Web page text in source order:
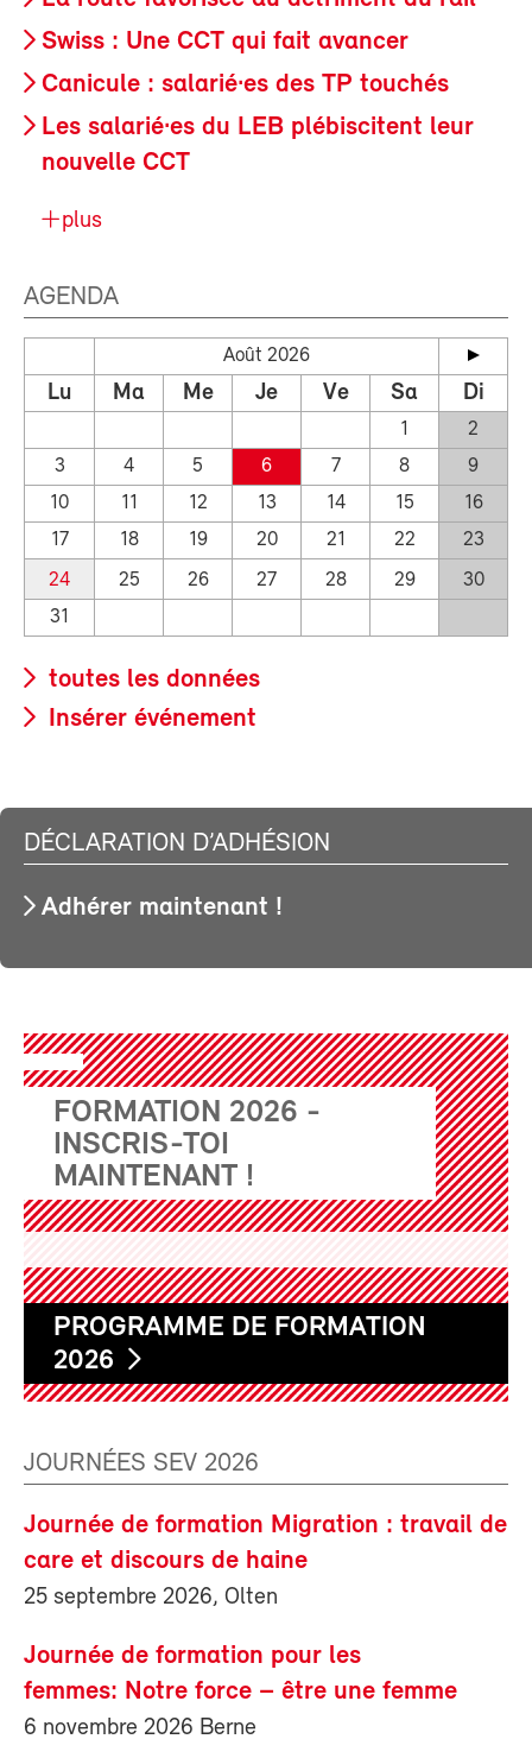
Swiss : Une CCT qui fait avancer
Canicule : salarié·es des TP touchés
Les salarié·es du LEB plébiscitent leur
nouvelle CCT
plus
AGENDA
Août 2026
Lu Ma Me Je Ve Sa Di
1
2
3
4 5 6 7 8
9
10
11 12 13 14 15
16
17
18 19 20 21 22
23
24
25 26 27 28 29
30
31
toutes les données
Insérer événement
DÉCLARATION D’ADHÉSION
Adhérer maintenant !
FORMATION 2026 -
INSCRIS-TOI
MAINTENANT !
PROGRAMME DE FORMATION
2026
JOURNÉES SEV 2026
Journée de formation Migration : travail de
care et discours de haine
25 septembre 2026, Olten
Journée de formation pour les
femmes: Notre force – être une femme
6 novembre 2026 Berne